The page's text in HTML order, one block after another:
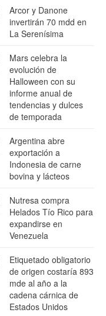
Arcor y Danone
invertirán 70 mdd en
La Serenísima
Mars celebra la
evolución de
Halloween con su
informe anual de
tendencias y dulces
de temporada
Argentina abre
exportación a
Indonesia de carne
bovina y lácteos
Nutresa compra
Helados Tío Rico para
expandirse en
Venezuela
Etiquetado obligatorio
de origen costaría 893
mde al año a la
cadena cárnica de
Estados Unidos